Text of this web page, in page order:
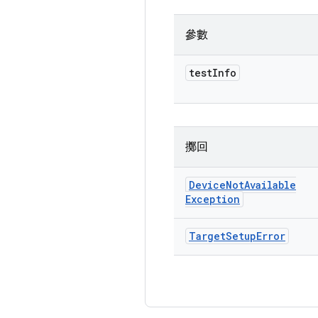
參數
testInfo
擲回
DeviceNotAvailable
Exception
TargetSetupError